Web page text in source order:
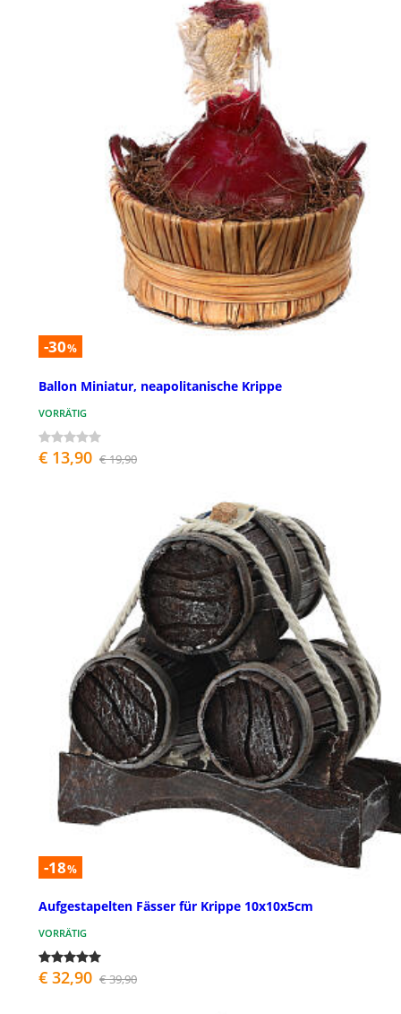
-30%
Ballon Miniatur, neapolitanische Krippe
VORRÄTIG
€ 13,90 € 19,90
-18%
Aufgestapelten Fässer für Krippe 10x10x5cm
VORRÄTIG
€ 32,90 € 39,90